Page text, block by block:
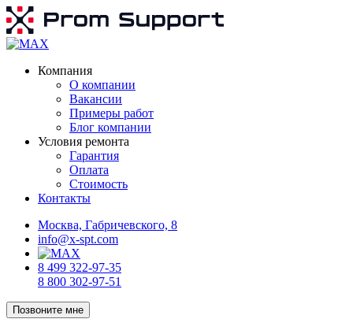
Компания
О компании
Вакансии
Примеры работ
Блог компании
Условия ремонта
Гарантия
Оплата
Стоимость
Контакты
Москва, Габричевского, 8
info@x-spt.com
8 499 322-97-35
8 800 302-97-51
Позвоните мне